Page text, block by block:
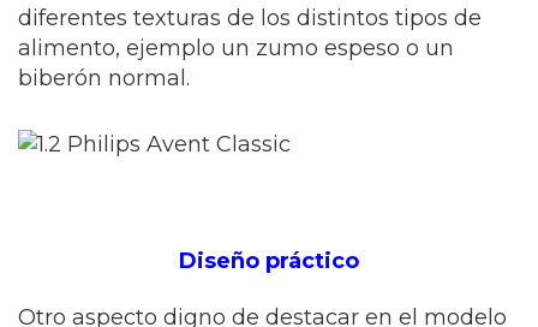
diferentes texturas de los distintos tipos de
alimento, ejemplo un zumo espeso o un
biberón normal.
Diseño práctico
Otro aspecto digno de destacar en el modelo